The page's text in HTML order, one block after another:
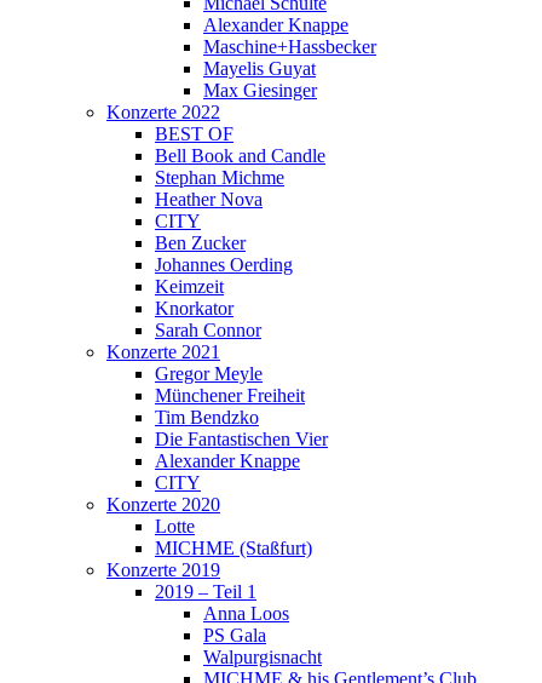
Alexander Knappe
Maschine+Hassbecker
Mayelis Guyat
Max Giesinger
Konzerte 2022
BEST OF
Bell Book and Candle
Stephan Michme
Heather Nova
CITY
Ben Zucker
Johannes Oerding
Keimzeit
Knorkator
Sarah Connor
Konzerte 2021
Gregor Meyle
Münchener Freiheit
Tim Bendzko
Die Fantastischen Vier
Alexander Knappe
CITY
Konzerte 2020
Lotte
MICHME (Staßfurt)
Konzerte 2019
2019 – Teil 1
Anna Loos
PS Gala
Walpurgisnacht
MICHME & his Gentlement’s Club